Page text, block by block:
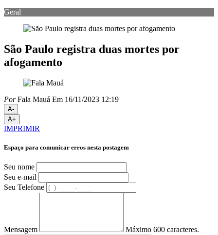
Geral
São Paulo registra duas mortes por
afogamento
PorFala Mauá Em 16/11/2023 12:19
A-
A+
IMPRIMIR
Espaço para comunicar erros nesta postagem
Seu nome
Seu e-mail
Seu Telefone
Mensagem Máximo 600 caracteres.